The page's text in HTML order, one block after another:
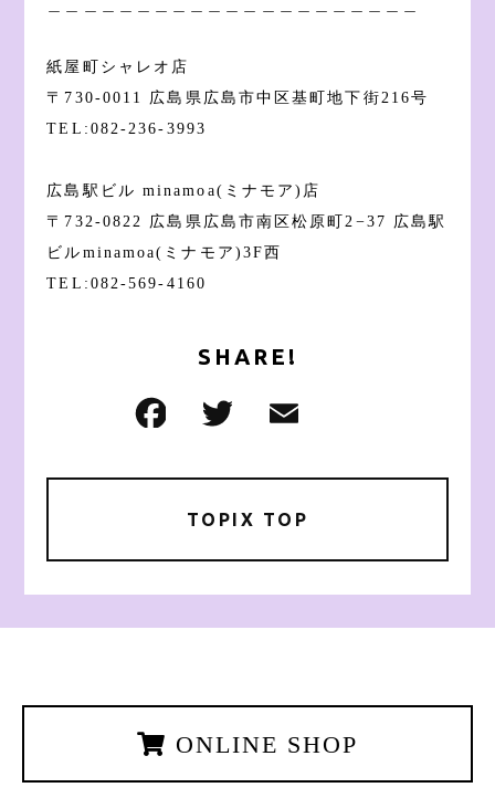
紙屋町シャレオ店
〒730-0011 広島県広島市中区基町地下街216号
TEL:082-236-3993
広島駅ビル minamoa(ミナモア)店
〒732-0822 広島県広島市南区松原町2−37 広島駅
ビルminamoa(ミナモア)3F西
TEL:082-569-4160
SHARE!
TOPIX TOP
ONLINE SHOP